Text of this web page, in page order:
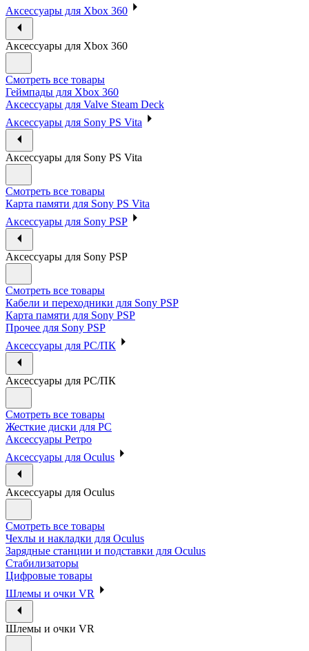
Аксессуары для Xbox 360
Аксессуары для Xbox 360
Смотреть все товары
Геймпады для Xbox 360
Аксессуары для Valve Steam Deck
Аксессуары для Sony PS Vita
Аксессуары для Sony PS Vita
Смотреть все товары
Карта памяти для Sony PS Vita
Аксессуары для Sony PSP
Аксессуары для Sony PSP
Смотреть все товары
Кабели и переходники для Sony PSP
Карта памяти для Sony PSP
Прочее для Sony PSP
Аксессуары для PC/ПК
Аксессуары для PC/ПК
Смотреть все товары
Жесткие диски для PC
Аксессуары Ретро
Аксессуары для Oculus
Аксессуары для Oculus
Смотреть все товары
Чехлы и накладки для Oculus
Зарядные станции и подставки для Oculus
Стабилизаторы
Цифровые товары
Шлемы и очки VR
Шлемы и очки VR